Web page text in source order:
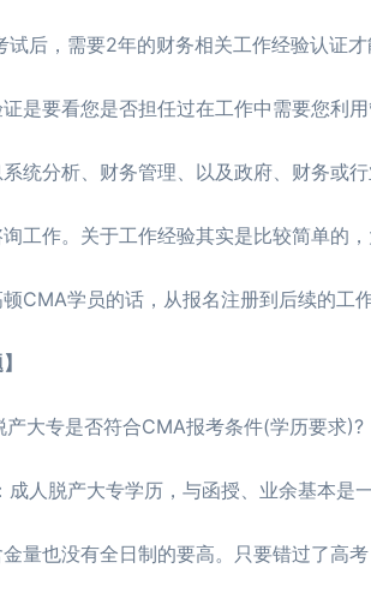
，需要2年的财务相关工作经验认证才
要看您是否担任过在工作中需要您利用
统分析、财务管理、以及政府、财务或
工作。关于工作经验其实是比较简单的
学员的话，从报名注册到后续的工
大专是否符合CMA报考条件(学历要求)?
脱产大专学历，与函授、业余基本是
量也没有全日制的要高。只要错过了高